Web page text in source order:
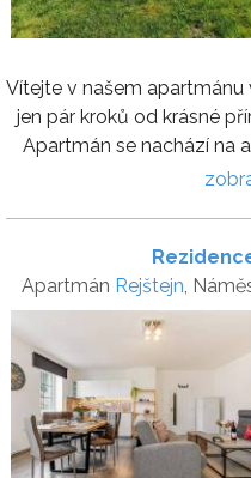
Vítejte v našem
jen pár kroků od krásné
Apartmán se nachází na
Apartmán Rejštejn,